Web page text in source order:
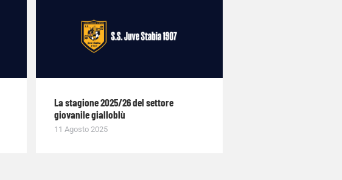
La stagione 2025/26 del settore
giovanile gialloblù
11 Agosto 2025